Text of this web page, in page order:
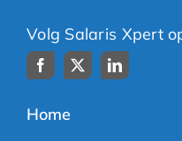
Volg Salaris Xpert
Home